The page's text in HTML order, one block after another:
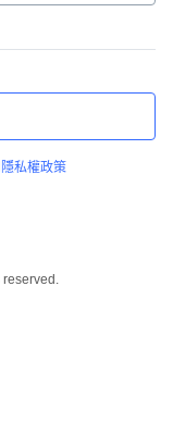
隱私權政策